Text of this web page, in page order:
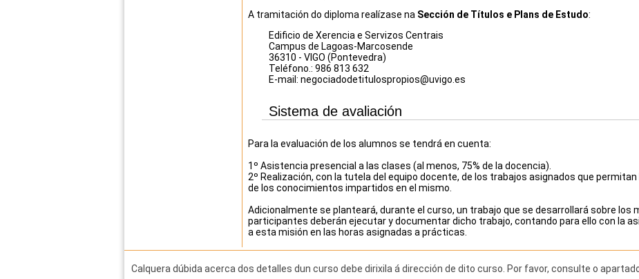
A tramitación do diploma realízase na Sección de Títulos e Plans de Estudo:
Edificio de Xerencia e Servizos Centrais
Campus de Lagoas-Marcosende
36310 - VIGO (Pontevedra)
Teléfono.: 986 813 632
E-mail: negociadodetitulospropios@uvigo.es
Sistema de avaliación
Para la evaluación de los alumnos se tendrá en cuenta:
1º Asistencia presencial a las clases (al menos, 75% de la docencia).
2º Realización, con la tutela del equipo docente, de los trabajos asignados que
de los conocimientos impartidos en el mismo.
Adicionalmente se planteará, durante el curso, un trabajo que se desarrollará sobre los
participantes deberán ejecutar y documentar dicho trabajo, contando para ello con la
a esta misión en las horas asignadas a prácticas.
Calquera dúbida acerca dos detalles dun curso debe dirixila á dirección de dito curso. Por favor, consulte o